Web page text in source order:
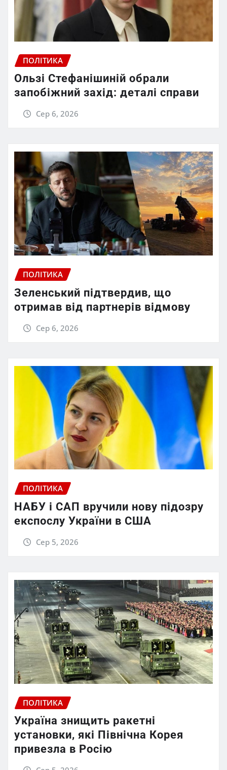
ПОЛІТИКА
Ользі Стефанішиній обрали
запобіжний захід: деталі справи
Сер 6, 2026
ПОЛІТИКА
Зеленський підтвердив, що
отримав від партнерів відмову
Сер 6, 2026
ПОЛІТИКА
НАБУ і САП вручили нову підозру
експослу України в США
Сер 5, 2026
ПОЛІТИКА
Україна знищить ракетні
установки, які Північна Корея
привезла в Росію